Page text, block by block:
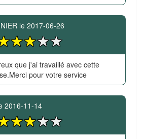
le 2017-06-26
que j'ai travaillé avec cette
pour votre service
2016-11-14